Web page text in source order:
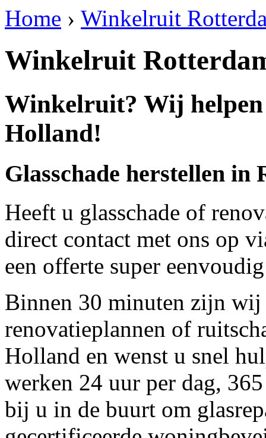
Home › Winkelruit
Winkelruit
Winkelruit? Wij
Holland!
Glasschade herstellen
Heeft u glasschade of
direct contact met ons op
een offerte super
Binnen 30 minuten zijn wij
renovatieplannen of
Holland en wenst u snel
werken 24 uur per dag,
bij u in de buurt om